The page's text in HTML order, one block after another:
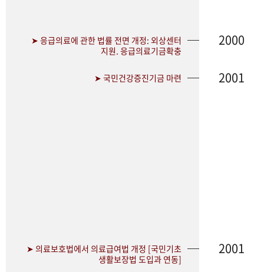
➤ 응급의료에 관한 법률 전면 개정: 외상센터
지원. 응급의료기금확충
2000
➤ 국민건강증진기금 마련 2001
➤ 의료보호법에서 의료급여법 개정 [국민기초
생활보장법 도입과 연동]
2001